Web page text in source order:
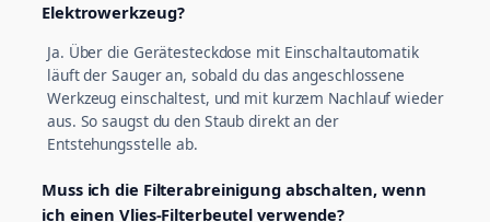
Elektrowerkzeug?
Ja. Über die Gerätesteckdose mit Einschaltautomatik
läuft der Sauger an, sobald du das angeschlossene
Werkzeug einschaltest, und mit kurzem Nachlauf wieder
aus. So saugst du den Staub direkt an der
Entstehungsstelle ab.
Muss ich die Filterabreinigung abschalten, wenn
ich einen Vlies-Filterbeutel verwende?